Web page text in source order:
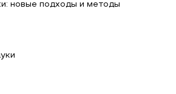
новые подходы и методы